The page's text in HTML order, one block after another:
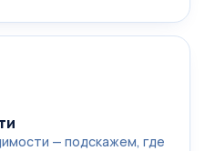
— подскажем, где